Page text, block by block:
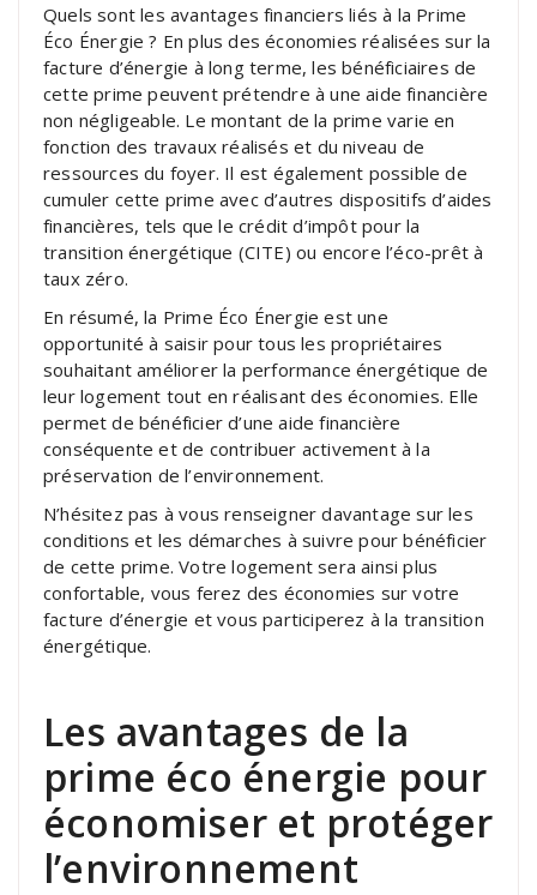
Quels sont les avantages financiers liés à la Prime
Éco Énergie ? En plus des économies réalisées sur la
facture d’énergie à long terme, les bénéficiaires de
cette prime peuvent prétendre à une aide financière
non négligeable. Le montant de la prime varie en
fonction des travaux réalisés et du niveau de
ressources du foyer. Il est également possible de
cumuler cette prime avec d’autres dispositifs d’aides
financières, tels que le crédit d’impôt pour la
transition énergétique (CITE) ou encore l’éco-prêt à
taux zéro.
En résumé, la Prime Éco Énergie est une
opportunité à saisir pour tous les propriétaires
souhaitant améliorer la performance énergétique de
leur logement tout en réalisant des économies. Elle
permet de bénéficier d’une aide financière
conséquente et de contribuer activement à la
préservation de l’environnement.
N’hésitez pas à vous renseigner davantage sur les
conditions et les démarches à suivre pour bénéficier
de cette prime. Votre logement sera ainsi plus
confortable, vous ferez des économies sur votre
facture d’énergie et vous participerez à la transition
énergétique.
Les avantages de la
prime éco énergie pour
économiser et protéger
l’environnement